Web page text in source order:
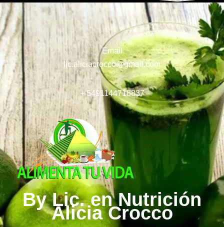
Email
lic.aliciacrocco@gmail.com
+ 5491144718837
By Lic. en Nutrición
Alicia Crocco